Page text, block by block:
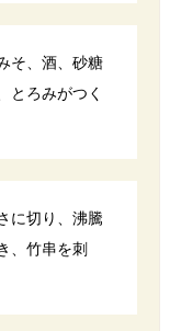
そ、酒、砂糖
とろみがつく
に切り、沸騰
、竹串を刺